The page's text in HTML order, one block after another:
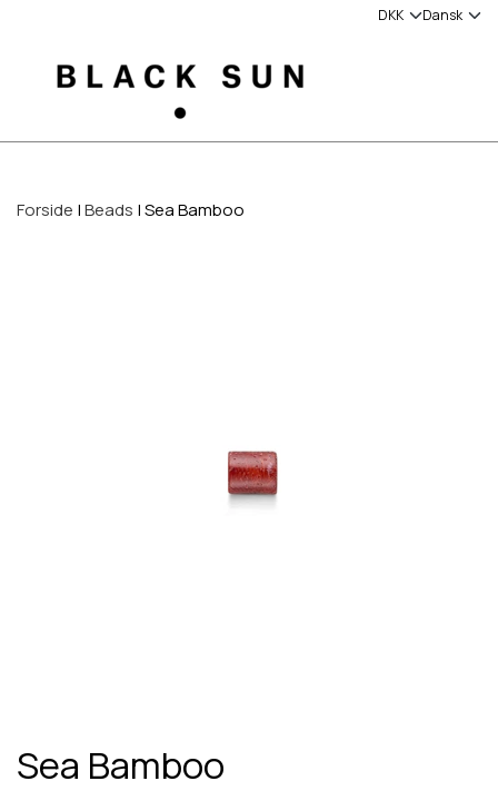
Forside Beads Sea Bamboo
Sea Bamboo